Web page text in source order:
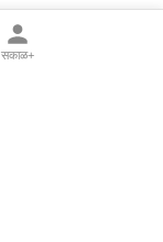
सकाळ+